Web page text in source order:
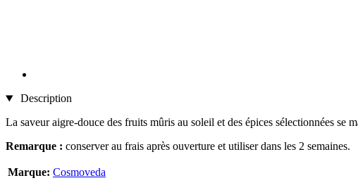
Description
La saveur aigre-douce des fruits mûris au soleil et des épices sélectionnées
Remarque : conserver au frais après ouverture et utiliser dans les 2 semaines.
Marque: Cosmoveda